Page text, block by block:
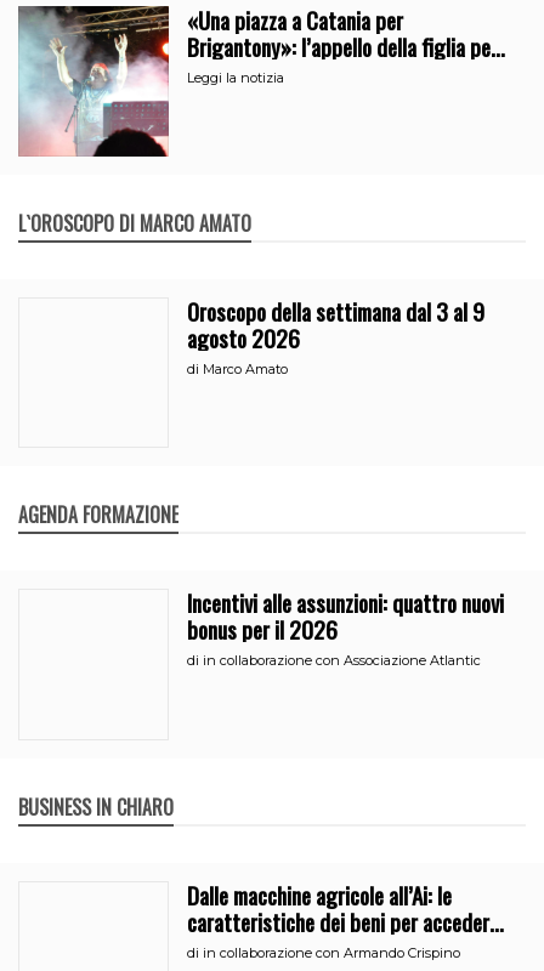
«Una piazza a Catania per
Brigantony»: l’appello della figlia per
la memoria del cantante popolare
Leggi la notizia
L`OROSCOPO DI MARCO AMATO
Oroscopo della settimana dal 3 al 9
agosto 2026
di Marco Amato
AGENDA FORMAZIONE
Incentivi alle assunzioni: quattro nuovi
bonus per il 2026
di in collaborazione con Associazione Atlantic
BUSINESS IN CHIARO
Dalle macchine agricole all’Ai: le
caratteristiche dei beni per accedere
all’iperammortamento
di in collaborazione con Armando Crispino